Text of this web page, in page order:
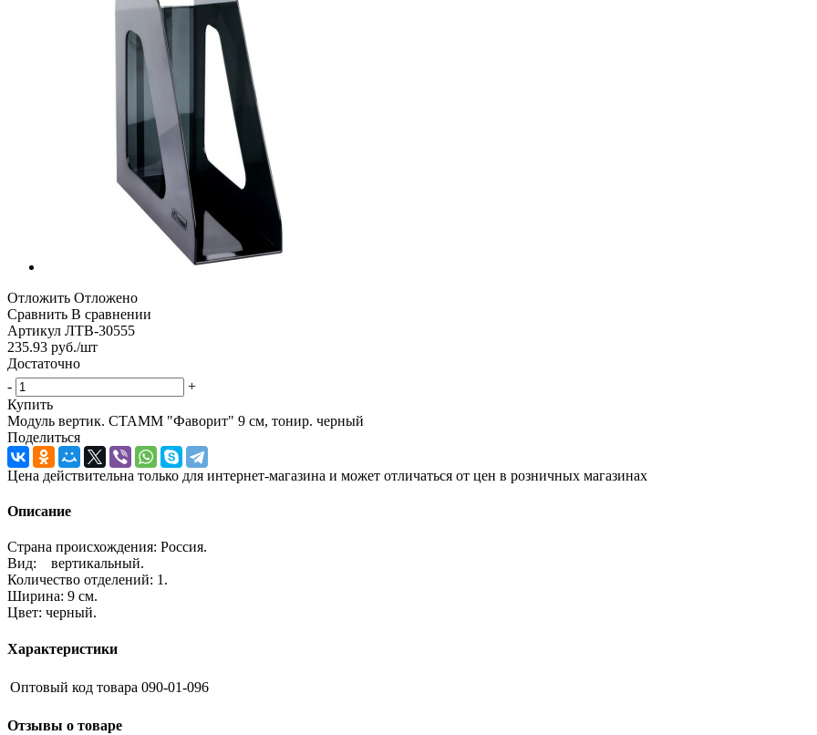
Отложить Отложено
Сравнить В сравнении
Артикул ЛТВ-30555
235.93 руб./шт
Достаточно
-
+
Купить
Модуль вертик. СТАММ "Фаворит" 9 см, тонир. черный
Поделиться
Цена действительна только для интернет-магазина и может отличаться от цен в розничных магазинах
Описание
Страна происхождения: Россия.
Вид: вертикальный.
Количество отделений: 1.
Ширина: 9 см.
Цвет: черный.
Характеристики
Оптовый код товара 090-01-096
Отзывы о товаре